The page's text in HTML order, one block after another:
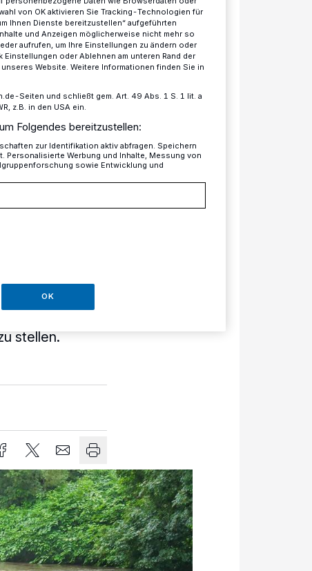
für die von
Bürger,
in Höhe von
Euro
stellen.
von OK aktivieren Sie Tracking-Technologien für
Ihnen Dienste bereitzustellen“ aufgeführten
und Anzeigen möglicherweise nicht mehr so
aufrufen, um Ihre Einstellungen zu ändern oder
oder Ablehnen am unteren Rand der
Website. Weitere Informationen finden Sie in
Seiten und schließt gem. Art. 49 Abs. 1 S. 1 lit. a
z.B. in den USA ein.
Folgendes bereitzustellen:
zur Identifikation aktiv abfragen. Speichern
Personalisierte Werbung und Inhalte, Messung von
sowie Entwicklung und
OK